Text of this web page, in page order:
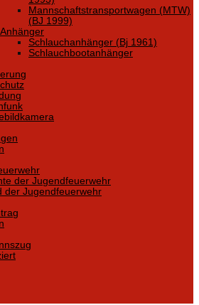
Mannschaftstransportwagen (MTW)
(BJ 1999)
Anhänger
Schlauchanhänger (Bj 1961)
Schlauchbootanhänger
der Jugendfeuerwehr
der Jugendfeuerwehr